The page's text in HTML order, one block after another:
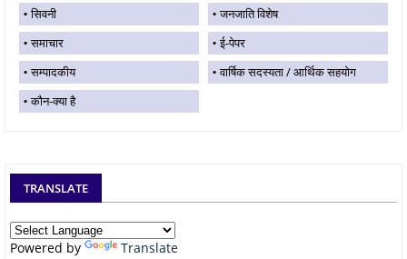
सिवनी
जनजाति विशेष
समाचार
ई-पेपर
सम्पादकीय
वार्षिक सदस्यता / आर्थिक सहयोग
कौन-क्या है
TRANSLATE
Powered by Translate